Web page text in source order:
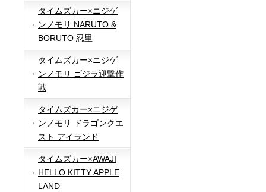
タイムズカー×ニジゲ
ンノモリ NARUTO &
BORUTO 忍里
タイムズカー×ニジゲ
ンノモリ ゴジラ迎撃作
戦
タイムズカー×ニジゲ
ンノモリ ドラゴンクエ
スト アイランド
タイムズカー×AWAJI
HELLO KITTY APPLE
LAND